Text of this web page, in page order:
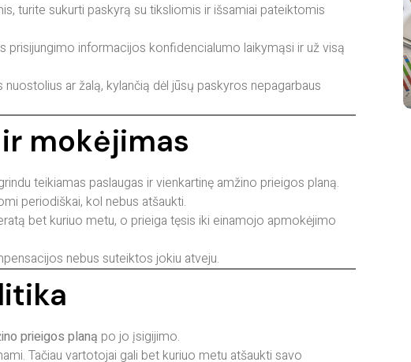
turite sukurti paskyrą su tiksliomis ir išsamiai pateiktomis
prisijungimo informacijos konfidencialumo laikymąsi ir už visą
ar žalą, kylančią dėl jūsų paskyros nepagarbaus
mokėjimas
teikiamas paslaugas ir vienkartinę amžino prieigos planą.
periodiškai, kol nebus atšaukti.
bet kuriuo metu, o prieiga tęsis iki einamojo apmokėjimo
nebus suteiktos jokiu atveju.
prieigos planą po jo įsigijimo.
Tačiau vartotojai gali bet kuriuo metu atšaukti savo